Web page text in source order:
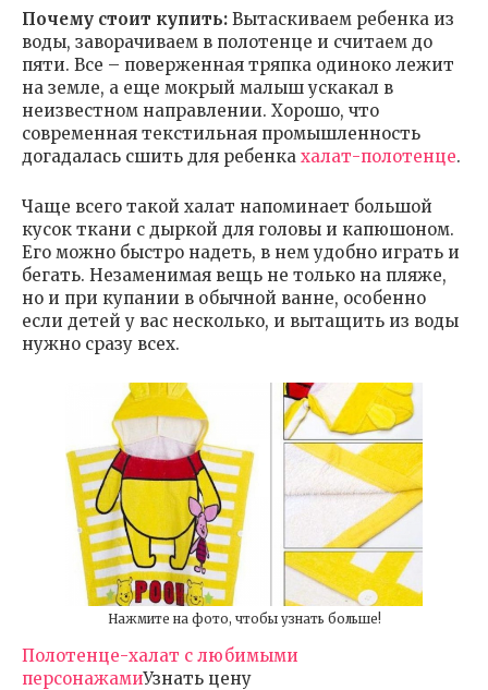
Почему стоит купить: Вытаскиваем ребенка из
воды, заворачиваем в полотенце и считаем до
пяти. Все – поверженная тряпка одиноко лежит
на земле, а еще мокрый малыш ускакал в
неизвестном направлении. Хорошо, что
современная текстильная промышленность
догадалась сшить для ребенка халат-полотенце.
Чаще всего такой халат напоминает большой
кусок ткани с дыркой для головы и капюшоном.
Его можно быстро надеть, в нем удобно играть и
бегать. Незаменимая вещь не только на пляже,
но и при купании в обычной ванне, особенно
если детей у вас несколько, и вытащить из воды
нужно сразу всех.
Нажмите на фото, чтобы узнать больше!
Полотенце-халат с любимыми
персонажамиУзнать цену